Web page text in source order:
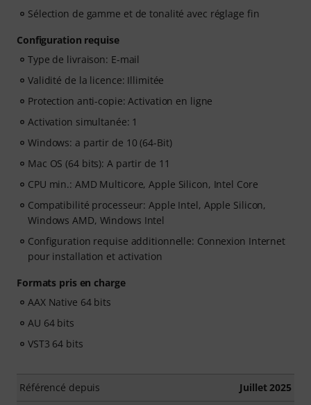
Sélection de gamme et de tonalité avec réglage fin
Configuration requise
Type de livraison: E-mail
Validité de la licence: Illimitée
Protection anti-copie: Activation en ligne
Activation simultanée: 1
Windows: a partir de 10 (64-Bit)
Mac OS (64 bits): A partir de 11
CPU min.: AMD Multicore, Apple Silicon, Intel Core
Compatibilité processeur: Apple Intel, Apple Silicon,
Windows AMD, Windows Intel
Configuration requise additionnelle: Connexion Internet
pour installation et activation
Formats pris en charge
AAX Native 64 bits
AU 64 bits
VST3 64 bits
Référencé depuis Juillet 2025